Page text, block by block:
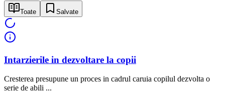
Toate Salvate
Intarzierile in dezvoltare la copii
Cresterea presupune un proces in cadrul caruia copilul dezvolta o
serie de abili ...